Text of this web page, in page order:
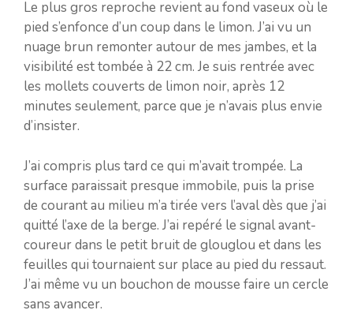
Le plus gros reproche revient au fond vaseux où le
pied s’enfonce d’un coup dans le limon. J’ai vu un
nuage brun remonter autour de mes jambes, et la
visibilité est tombée à 22 cm. Je suis rentrée avec
les mollets couverts de limon noir, après 12
minutes seulement, parce que je n’avais plus envie
d’insister.
J’ai compris plus tard ce qui m’avait trompée. La
surface paraissait presque immobile, puis la prise
de courant au milieu m’a tirée vers l’aval dès que j’ai
quitté l’axe de la berge. J’ai repéré le signal avant-
coureur dans le petit bruit de glouglou et dans les
feuilles qui tournaient sur place au pied du ressaut.
J’ai même vu un bouchon de mousse faire un cercle
sans avancer.